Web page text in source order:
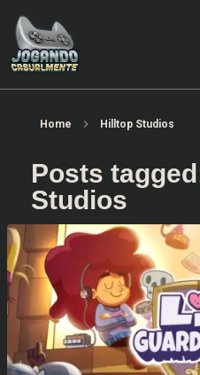
Home Hilltop Studios
Posts
Studios